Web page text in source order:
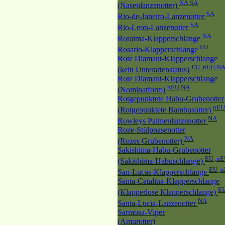
(Nasenlanzenotter) NA,SA
Rio-de-Janeiro-Lanzenotter SA
Rio-Leon-Lanzenotter SA
Roraima-Klapperschlange NA
Rosario-Klapperschlange EU
Rote Diamant-Klapperschlange
(kein Unterartenstatus) EU ,nEU,NA
Rote Diamant-Klapperschlange
(Nominatform) nEU,NA
Rotgepunktete Habu-Grubenotter
(Rotgepunktete Bambusotter) nEU
Rowleys Palmenlanzenotter NA
Roze-Stülpnasenotter
(Rozes Grubenotter) NA
Sakishima-Habu-Grubenotter
(Sakishima-Habuschlange) EU
San-Lucas-Klapperschlange EU
Santa-Catalina-Klapperschlange
(Klapperlose Klapperschlange)
Santa-Lucia-Lanzenotter NA
Sarmosa-Viper
(Amurotter)